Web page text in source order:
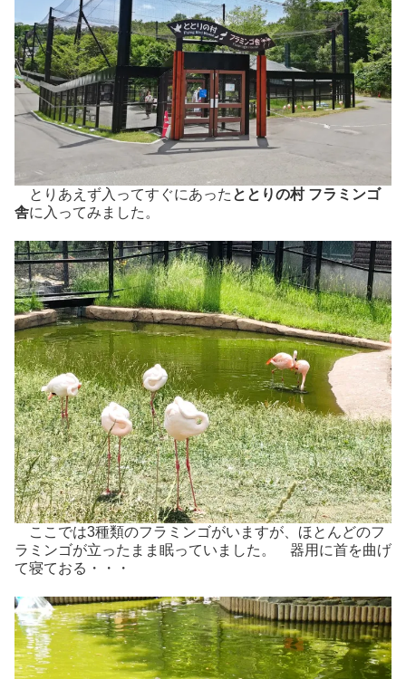
とりあえず入ってすぐにあった ととりの村 フラミンゴ
舎に入ってみました。
ここでは3種類のフラミンゴがいますが、ほとんどのフ
ラミンゴが立ったまま眠っていました。 器用に首を曲げ
て寝ておる・・・